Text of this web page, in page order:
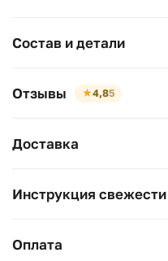
Состав и детали
Отзывы ★4,85
Доставка
Инструкция свежести
Оплата